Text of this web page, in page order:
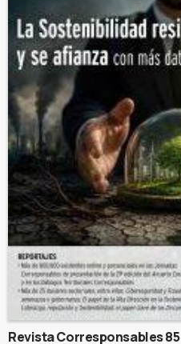
Revista Corresponsables 85